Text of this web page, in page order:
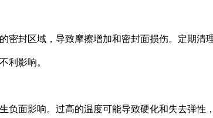
密封区域，导致摩擦增加和密封面损伤。定期清
利影响。
面影响。过高的温度可能导致硬化和失去弹性